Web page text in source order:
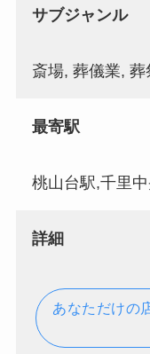
サブジャンル
斎場, 葬儀業, 葬
最寄駅
桃山台駅,千里
詳細
あなただけの